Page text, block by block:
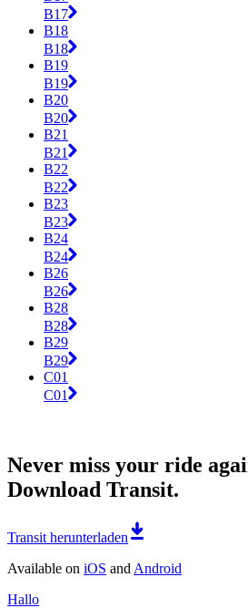
B17
B18
B18
B19
B19
B20
B20
B21
B21
B22
B22
B23
B23
B24
B24
B26
B26
B28
B28
B29
B29
C01
C01
Never miss your ride
Download Transit.
Transit herunterladen
Available on iOS and Android
Hallo